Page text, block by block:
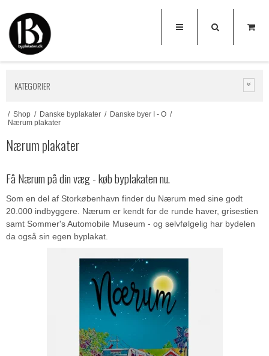
KATEGORIER
/ Shop / Danske byplakater / Danske byer I - O /
Nærum plakater
Nærum plakater
Få Nærum på din væg - køb byplakaten nu.
Som en del af Storkøbenhavn finder du Nærum med sine godt
20.000 indbyggere. Nærum er kendt for de runde haver, grisestien
samt Sommer's Automobile Museum - og selvfølgelig har bydelen
da også sin egen byplakat.